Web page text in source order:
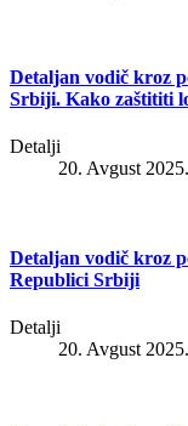
Detaljan vodič kroz
Srbiji. Kako zaštititi
Detalji
20. Avgust 2025.
Detaljan vodič kroz
Republici Srbiji
Detalji
20. Avgust 2025.